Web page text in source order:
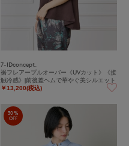
7-IDconcept.
裾フレアープルオーバー《UVカット》《接
触冷感》|前後差ヘムで華やぐ美シルエット
￥13,200(税込)
30%
OFF